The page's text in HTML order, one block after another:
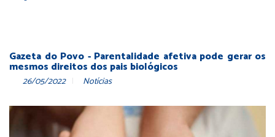
Gazeta do Povo - Parentalidade afetiva pode gerar os
mesmos direitos dos pais biológicos
26/05/2022 Notícias